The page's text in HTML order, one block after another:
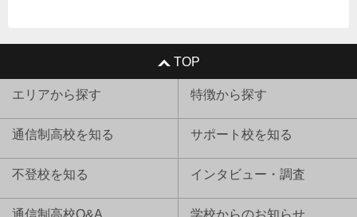
TOP
エリアから探す 特徴から探す
通信制高校を知る サポート校を知る
不登校を知る インタビュー・調査